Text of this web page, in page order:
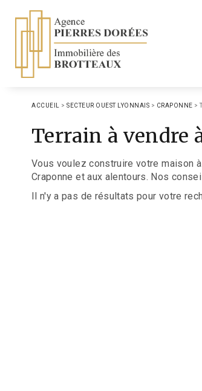
ACCUEIL > SECTEUR OUEST LYONNAIS > CRAPONNE >
Terrain à vendre
Vous voulez construire votre maison
Craponne et aux alentours. Nos
Il n'y a pas de résultats pour votre